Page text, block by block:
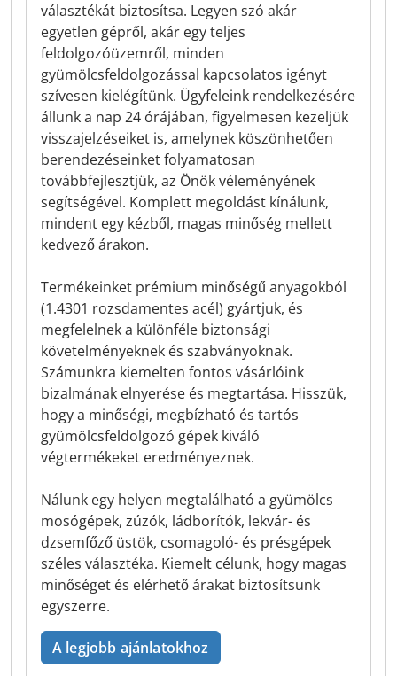
választékát biztosítsa. Legyen szó akár
egyetlen gépről, akár egy teljes
feldolgozóüzemről, minden
gyümölcsfeldolgozással kapcsolatos igényt
szívesen kielégítünk. Ügyfeleink rendelkezésére
állunk a nap 24 órájában, figyelmesen kezeljük
visszajelzéseiket is, amelynek köszönhetően
berendezéseinket folyamatosan
továbbfejlesztjük, az Önök véleményének
segítségével. Komplett megoldást kínálunk,
mindent egy kézből, magas minőség mellett
kedvező árakon.
Termékeinket prémium minőségű anyagokból
(1.4301 rozsdamentes acél) gyártjuk, és
megfelelnek a különféle biztonsági
követelményeknek és szabványoknak.
Számunkra kiemelten fontos vásárlóink
bizalmának elnyerése és megtartása. Hisszük,
hogy a minőségi, megbízható és tartós
gyümölcsfeldolgozó gépek kiváló
végtermékeket eredményeznek.
Nálunk egy helyen megtalálható a gyümölcs
mosógépek, zúzók, ládborítók, lekvár- és
dzsemfőző üstök, csomagoló- és présgépek
széles választéka. Kiemelt célunk, hogy magas
minőséget és elérhető árakat biztosítsunk
egyszerre.
A legjobb ajánlatokhoz